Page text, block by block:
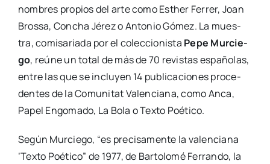
nom­bres pro­pios del arte como Esther Ferrer, Joan
Bros­sa, Con­cha Jérez o Anto­nio Gómez. La mues­
tra, comi­sa­ria­da por el colec­cio­nis­ta Pepe Mur­cie­
go, reúne un total de más de 70 revis­tas espa­ño­las,
entre las que se inclu­yen 14 publi­ca­cio­nes pro­ce­
den­tes de la Comu­ni­tat Valen­cia­na, como Anca,
Papel Engo­ma­do, La Bola o Tex­to Poé­ti­co.
Según Mur­cie­go, “es pre­ci­sa­men­te la valen­cia­na
‘Tex­to Poé­ti­co” de 1977, de Bar­to­lo­mé Ferran­do, la